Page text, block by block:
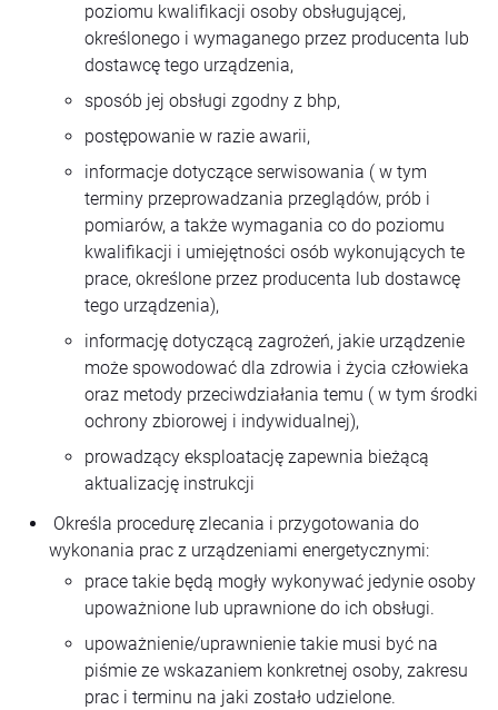
poziomu kwalifikacji osoby obsługującej,
określonego i wymaganego przez producenta lub
dostawcę tego urządzenia,
sposób jej obsługi zgodny z bhp,
postępowanie w razie awarii,
informacje dotyczące serwisowania ( w tym
terminy przeprowadzania przeglądów, prób i
pomiarów, a także wymagania co do poziomu
kwalifikacji i umiejętności osób wykonujących te
prace, określone przez producenta lub dostawcę
tego urządzenia),
informację dotyczącą zagrożeń, jakie urządzenie
może spowodować dla zdrowia i życia człowieka
oraz metody przeciwdziałania temu ( w tym środki
ochrony zbiorowej i indywidualnej),
prowadzący eksploatację zapewnia bieżącą
aktualizację instrukcji
Określa procedurę zlecania i przygotowania do
wykonania prac z urządzeniami energetycznymi:
prace takie będą mogły wykonywać jedynie osoby
upoważnione lub uprawnione do ich obsługi.
upoważnienie/uprawnienie takie musi być na
piśmie ze wskazaniem konkretnej osoby, zakresu
prac i terminu na jaki zostało udzielone.